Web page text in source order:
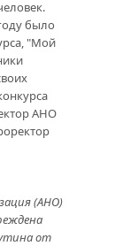
было
"Мой
АНО
(АНО)
от